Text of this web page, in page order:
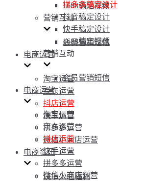
1688稿定视频
营销互动
会员营销短信
电商运营
淘宝运营
京东运营
抖店运营
快手运营
拼多多运营
微信小商店运营
电商资讯
快手入驻福利
拼多多稿定设计
抖音稿定设计
快手稿定设计
1688稿定视频
营销互动
会员营销短信
电商运营
淘宝运营
京东运营
抖店运营
快手运营
拼多多运营
微信小商店运营